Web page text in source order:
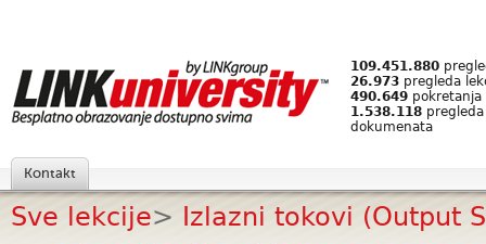
109.451.880
26.973 pregleda
490.649 pokretanja
1.538.118
dokumenata
Kontakt
Sve lekcije> Izlazni tokovi (Output